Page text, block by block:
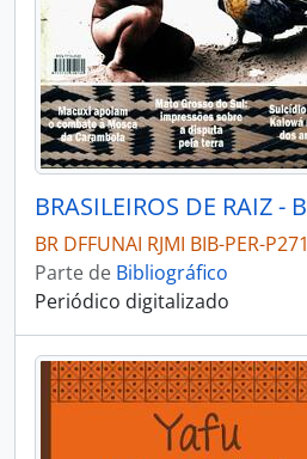
BR DFFUNAI RJMI BIB-PER-P271
Parte de Bibliográfico
Periódico digitalizado